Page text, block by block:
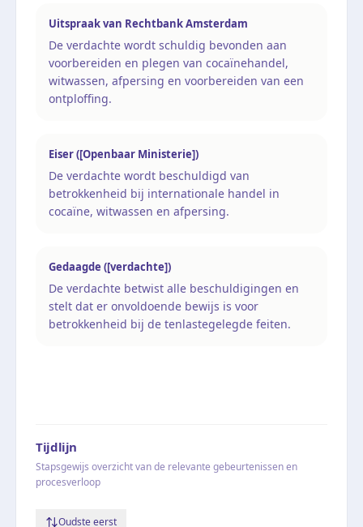
Uitspraak van Rechtbank Amsterdam
De verdachte wordt schuldig bevonden aan
voorbereiden en plegen van cocaïnehandel,
witwassen, afpersing en voorbereiden van een
ontploffing.
Eiser ([Openbaar Ministerie])
De verdachte wordt beschuldigd van
betrokkenheid bij internationale handel in
cocaïne, witwassen en afpersing.
Gedaagde ([verdachte])
De verdachte betwist alle beschuldigingen en
stelt dat er onvoldoende bewijs is voor
betrokkenheid bij de tenlastegelegde feiten.
Tijdlijn
Stapsgewijs overzicht van de relevante gebeurtenissen en
procesverloop
Oudste eerst